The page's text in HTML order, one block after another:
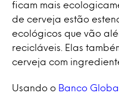
ficam mais
de cerveja estão
ecológicos que vão
recicláveis. Elas
cerveja com
Usando o Banco